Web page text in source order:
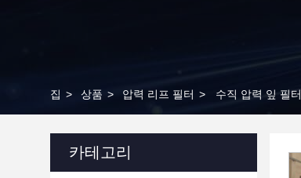
집 > 상품 > 압력 리프 필터 > 수직 압력 잎 필터
카테고리